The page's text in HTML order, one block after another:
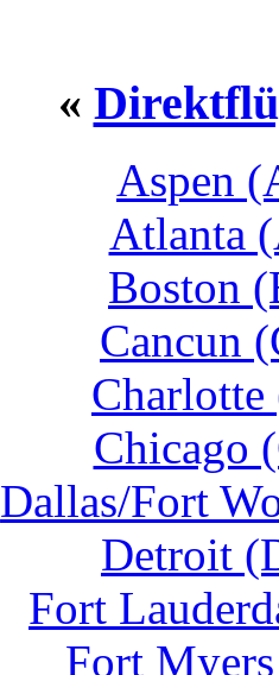
«
Aspen
Atlanta
Boston
Cancun
Chicago
Dallas/Fort
Detroit
Fort
Fort